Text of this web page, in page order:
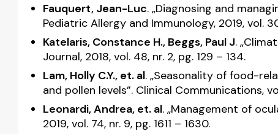
Fauquert, Jean-Luc. „Diagnosing and
Pediatric Allergy and Immunology, 2019, vol.
Katelaris, Constance H., Beggs, Paul J.
Journal, 2018, vol. 48, nr. 2, pg. 129 – 134.
Lam, Holly C.Y., et. al. „Seasonality of food-
and pollen levels”. Clinical Communications,
Leonardi, Andrea, et. al. „Management of
2019, vol. 74, nr. 9, pg. 1611 – 1630.